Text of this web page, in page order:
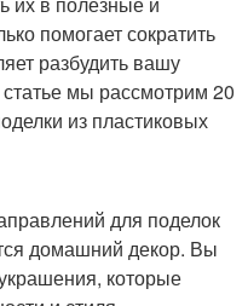
помогает сократить
разбудить вашу
мы рассмотрим 20
из пластиковых
для поделок
домашний декор. Вы
которые